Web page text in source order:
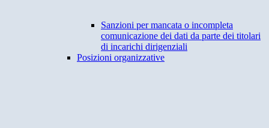
Sanzioni per mancata o incompleta
comunicazione dei dati da parte dei titolari
di incarichi dirigenziali
Posizioni organizzative